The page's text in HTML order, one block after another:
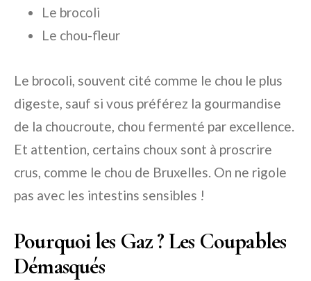
Le brocoli
Le chou-fleur
Le brocoli, souvent cité comme le chou le plus
digeste, sauf si vous préférez la gourmandise
de la choucroute, chou fermenté par excellence.
Et attention, certains choux sont à proscrire
crus, comme le chou de Bruxelles. On ne rigole
pas avec les intestins sensibles !
Pourquoi les Gaz ? Les Coupables
Démasqués